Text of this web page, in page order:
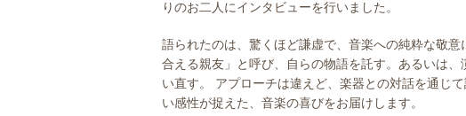
りのお二人にインタビューを行いました。
語られたのは、驚くほど謙虚で、音楽への純粋な敬
合える親友」と呼び、自らの物語を託す。あるいは
い直す。 アプローチは違えど、楽器との対話を通じ
い感性が捉えた、音楽の喜びをお届けします。